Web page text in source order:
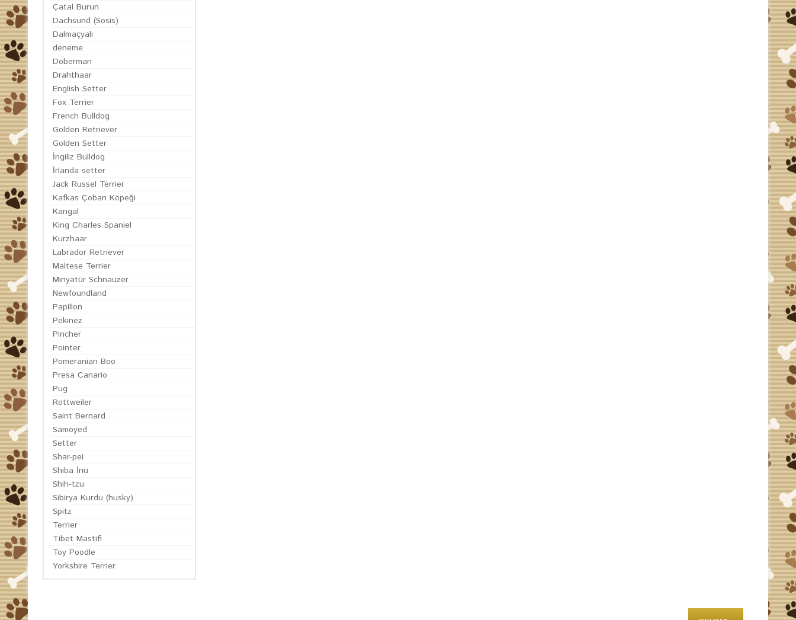
Çatal Burun
Dachsund (Sosis)
Dalmaçyalı
deneme
Doberman
Drahthaar
English Setter
Fox Terrier
French Bulldog
Golden Retriever
Golden Setter
İngiliz Bulldog
İrlanda setter
Jack Russel Terrier
Kafkas Çoban Köpeği
Kangal
King Charles Spaniel
Kurzhaar
Labrador Retriever
Maltese Terrier
Minyatür Schnauzer
Newfoundland
Papillon
Pekinez
Pincher
Pointer
Pomeranian Boo
Presa Canario
Pug
Rottweiler
Saint Bernard
Samoyed
Setter
Shar-pei
Shiba İnu
Shih-tzu
Sibirya Kurdu (husky)
Spitz
Terrier
Tibet Mastifi
Toy Poodle
Yorkshire Terrier